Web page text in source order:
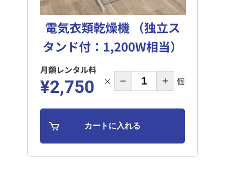
電気衣類乾燥機 （独立ス
タンド付：1,200W相当）
月額レンタル料
¥2,750 × 個